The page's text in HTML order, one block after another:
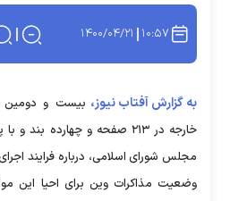
۱۰:۵۷ ۱۴۰۰/۰۴/۲۱
به گزارش آفتاب نیوز، بیست و دومین
خارجه در ۲۱۳ صفحه و چهارده
مجلس شورای اسلامی، درباره فرایند
وضعیت مذاکرات وین برای احیا این